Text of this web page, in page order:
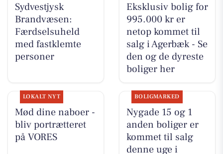
Sydvestjysk
Brandvæsen:
Færdselsuheld
med fastklemte
personer
Eksklusiv bolig for
995.000 kr er
netop kommet til
salg i Agerbæk - Se
den og de dyreste
boliger her
LOKALT NYT
Mød dine naboer -
bliv portrætteret
på VORES
BOLIGMARKED
Nygade 15 og 1
anden boliger er
kommet til salg
denne uge i